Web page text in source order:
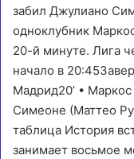
забил Джулиано
одноклубник
20-й минуте. Лига
начало в
Мадрид20‎’‎ •
Симеоне (Маттео
таблица История
занимает восьмое